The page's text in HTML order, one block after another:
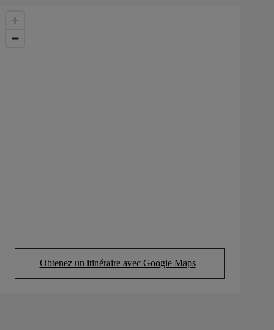
Obtenez un itinéraire avec Google Maps
(Opens in new tab)